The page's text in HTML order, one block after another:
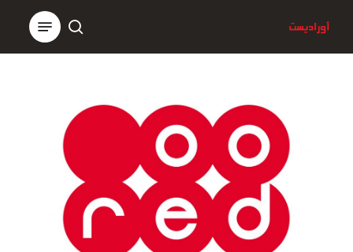
main
search
Menu
Close